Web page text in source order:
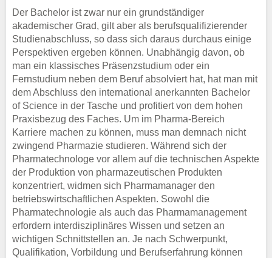
Der Bachelor ist zwar nur ein grundständiger
akademischer Grad, gilt aber als berufsqualifizierender
Studienabschluss, so dass sich daraus durchaus einige
Perspektiven ergeben können. Unabhängig davon, ob
man ein klassisches Präsenzstudium oder ein
Fernstudium neben dem Beruf absolviert hat, hat man mit
dem Abschluss den international anerkannten Bachelor
of Science in der Tasche und profitiert von dem hohen
Praxisbezug des Faches. Um im Pharma-Bereich
Karriere machen zu können, muss man demnach nicht
zwingend Pharmazie studieren. Während sich der
Pharmatechnologe vor allem auf die technischen Aspekte
der Produktion von pharmazeutischen Produkten
konzentriert, widmen sich Pharmamanager den
betriebswirtschaftlichen Aspekten. Sowohl die
Pharmatechnologie als auch das Pharmamanagement
erfordern interdisziplinäres Wissen und setzen an
wichtigen Schnittstellen an. Je nach Schwerpunkt,
Qualifikation, Vorbildung und Berufserfahrung können